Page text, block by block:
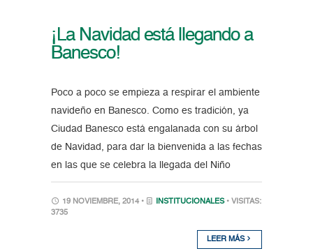
¡La Navidad está llegando a
Banesco!
Poco a poco se empieza a respirar el ambiente
navideño en Banesco. Como es tradición, ya
Ciudad Banesco está engalanada con su árbol
de Navidad, para dar la bienvenida a las fechas
en las que se celebra la llegada del Niño
19 NOVIEMBRE, 2014 • INSTITUCIONALES • VISITAS:
3735
LEER MÁS